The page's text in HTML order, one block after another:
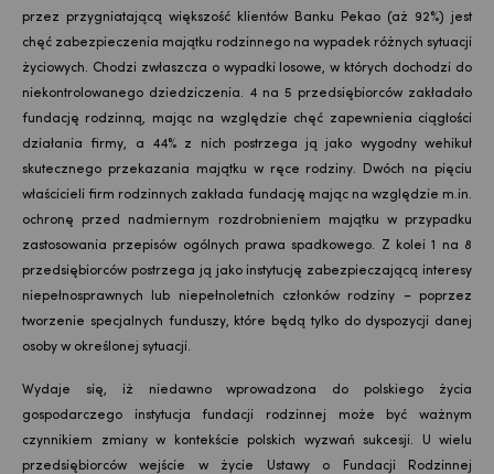
przez przygniatającą większość klientów Banku Pekao (aż 92%) jest
chęć zabezpieczenia majątku rodzinnego na wypadek różnych sytuacji
życiowych. Chodzi zwłaszcza o wypadki losowe, w których dochodzi do
niekontrolowanego dziedziczenia. 4 na 5 przedsiębiorców zakładało
fundację rodzinną, mając na względzie chęć zapewnienia ciągłości
działania firmy, a 44% z nich postrzega ją jako wygodny wehikuł
skutecznego przekazania majątku w ręce rodziny. Dwóch na pięciu
właścicieli firm rodzinnych zakłada fundację mając na względzie m.in.
ochronę przed nadmiernym rozdrobnieniem majątku w przypadku
zastosowania przepisów ogólnych prawa spadkowego. Z kolei 1 na 8
przedsiębiorców postrzega ją jako instytucję zabezpieczającą interesy
niepełnosprawnych lub niepełnoletnich członków rodziny – poprzez
tworzenie specjalnych funduszy, które będą tylko do dyspozycji danej
osoby w określonej sytuacji.
Wydaje się, iż niedawno wprowadzona do polskiego życia
gospodarczego instytucja fundacji rodzinnej może być ważnym
czynnikiem zmiany w kontekście polskich wyzwań sukcesji. U wielu
przedsiębiorców wejście w życie Ustawy o Fundacji Rodzinnej